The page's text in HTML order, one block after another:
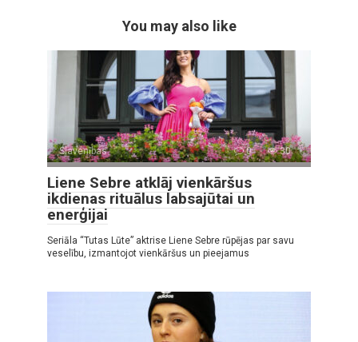
You may also like
Slavenības 0 30
Liene Sebre atklāj vienkāršus
ikdienas rituālus labsajūtai un
enerģijai
Seriāla “Tutas Lūte” aktrise Liene Sebre rūpējas par savu
veselību, izmantojot vienkāršus un pieejamus